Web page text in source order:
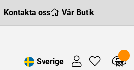
Kontakta oss Vår Butik
Sverige